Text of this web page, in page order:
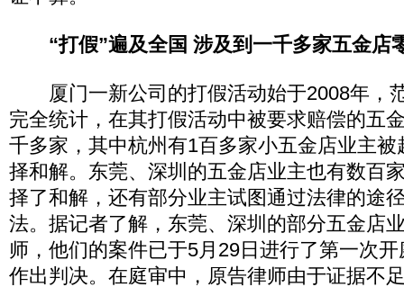
“打假”遍及全国 涉及到一千多家五金店
厦门一新公司的打假活动始于2008年，
完全统计，在其打假活动中被要求赔偿的五
千多家，其中杭州有1百多家小五金店业主
择和解。东莞、深圳的五金店业主也有数百
择了和解，还有部分业主试图通过法律的途
法。据记者了解，东莞、深圳的部分五金店
师，他们的案件已于5月29日进行了第一次
作出判决。在庭审中，原告律师由于证据不